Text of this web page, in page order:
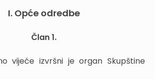
I. Opće odredbe
Član 1.
vijeće izvršni je organ Skupštine